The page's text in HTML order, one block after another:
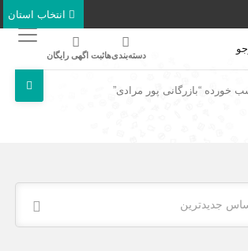
دسته‌بندی‌هاثبت اگهی رایگان
“بازرگانی پور مرادی”
جدیدترین